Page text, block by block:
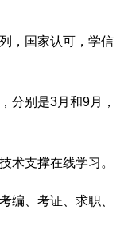
，国家认可，学信
分别是3月和9月，
术支撑在线学习。
编、考证、求职、